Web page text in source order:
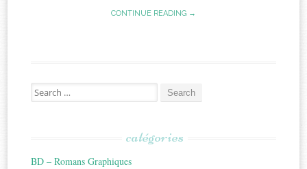
CONTINUE READING →
Search
for:
catégories
BD – Romans Graphiques